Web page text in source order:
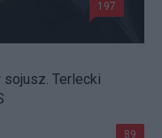
197
sojusz. Terlecki
89